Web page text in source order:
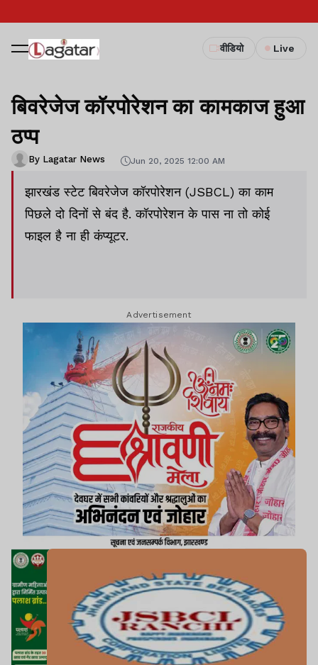
वीडियो Live
बिवरेजेज कॉरपोरेशन का कामकाज हुआ
ठप्प
By Lagatar News Jun 20, 2025 12:00 AM
झारखंड स्टेट बिवरेजेज कॉरपोरेशन (JSBCL) का काम
पिछले दो दिनों से बंद है. कॉरपोरेशन के पास ना तो कोई
फाइल है ना ही कंप्यूटर.
Advertisement